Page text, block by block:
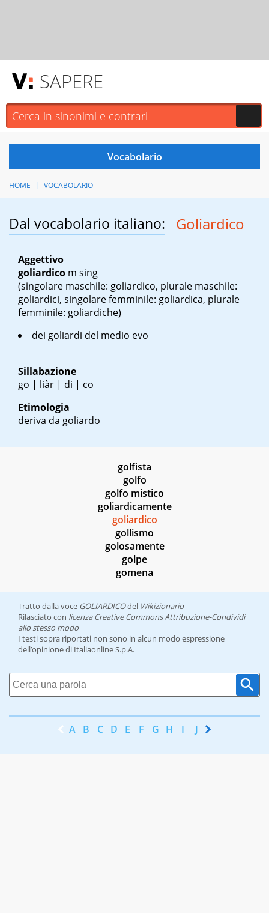
SAPERE
HOME VOCABOLARIO
Dal vocabolario italiano: Goliardico
Aggettivo
goliardico m sing
(singolare maschile: goliardico, plurale maschile:
goliardici, singolare femminile: goliardica, plurale
femminile: goliardiche)
dei goliardi del medio evo
Sillabazione
go | liàr | di | co
Etimologia
deriva da goliardo
golfista
golfo
golfo mistico
goliardicamente
goliardico
gollismo
golosamente
golpe
gomena
Tratto dalla voce GOLIARDICOdel Wikizionario
Rilasciato con licenza Creative Commons Attribuzione-Condividi
allo stesso modo
I testi sopra riportati non sono in alcun modo espressione
dell’opinione di Italiaonline S.p.A.
A B C D E F G H I J K